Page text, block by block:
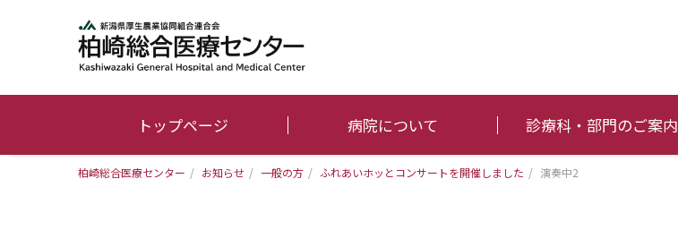
トップページ 病院について 診療科・部門のご案内
柏崎総合医療センター / お知らせ / 一般の方 / ふれあいホッとコンサートを開催しました / 演奏中2